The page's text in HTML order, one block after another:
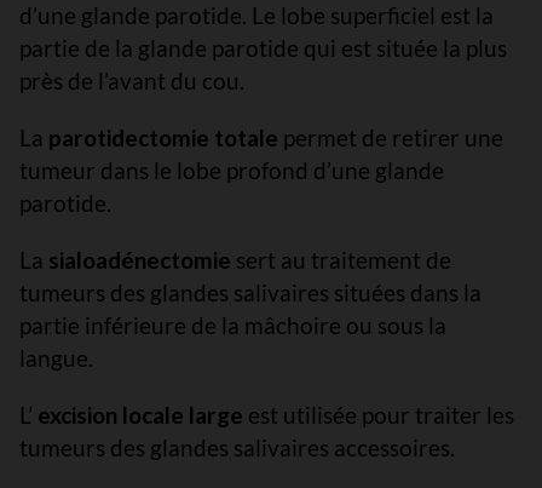
d’une glande parotide. Le lobe superficiel est la
partie de la glande parotide qui est située la plus
près de l’avant du cou.
La parotidectomie totale permet de retirer une
tumeur dans le lobe profond d’une glande
parotide.
La sialoadénectomie sert au traitement de
tumeurs des glandes salivaires situées dans la
partie inférieure de la mâchoire ou sous la
langue.
L’ excision locale large est utilisée pour traiter les
tumeurs des glandes salivaires accessoires.